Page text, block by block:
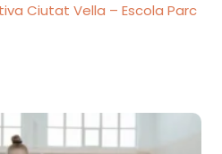
Ciutat Vella – Escola Parc